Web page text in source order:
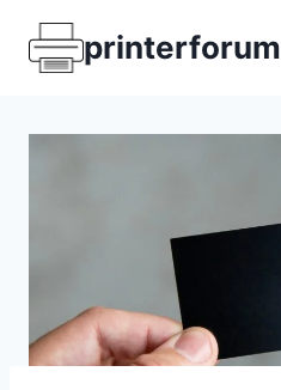
indhold
printerforum